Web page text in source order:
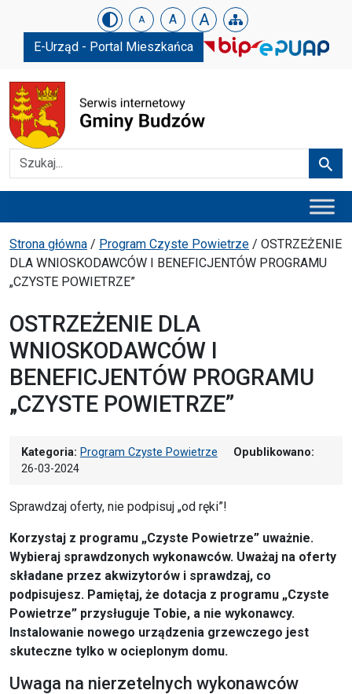
Urząd Gminy w Budzowie
Skip menu A A A
E-Urząd - Portal Mieszkańca
Szukaj
Ścieżka powrotu
Strona główna / Program Czyste Powietrze / OSTRZEŻENIE
DLA WNIOSKODAWCÓW I BENEFICJENTÓW PROGRAMU
„CZYSTE POWIETRZE”
OSTRZEŻENIE DLA
WNIOSKODAWCÓW I
BENEFICJENTÓW PROGRAMU
„CZYSTE POWIETRZE”
Kategoria: Program Czyste Powietrze
Opublikowano:
26-03-2024
Sprawdzaj oferty, nie podpisuj „od ręki”!
Korzystaj z programu „Czyste Powietrze” uważnie.
Wybieraj sprawdzonych wykonawców. Uważaj na oferty
składane przez akwizytorów i sprawdzaj, co
podpisujesz. Pamiętaj, że dotacja z programu „Czyste
Powietrze” przysługuje Tobie, a nie wykonawcy.
Instalowanie nowego urządzenia grzewczego jest
skuteczne tylko w ocieplonym domu.
Uwaga na nierzetelnych wykonawców